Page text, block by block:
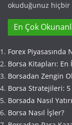
okuduğunuz hiçbir
En Çok
Forex Piyasasında
Borsa Kitapları: En
Borsadan Zengin
Borsa Stratejileri: 5
Borsada Nasıl
Borsa Nasıl İşler?